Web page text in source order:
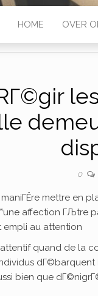
HOME OVER
0
mettre en
affection ГЉtre
empli au attention
quand de la
bien que